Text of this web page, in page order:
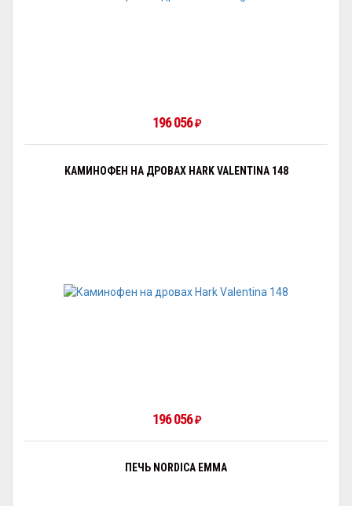
196 056₽
КАМИНОФЕН НА ДРОВАХ HARK VALENTINA 148
196 056₽
ПЕЧЬ NORDICA EMMA